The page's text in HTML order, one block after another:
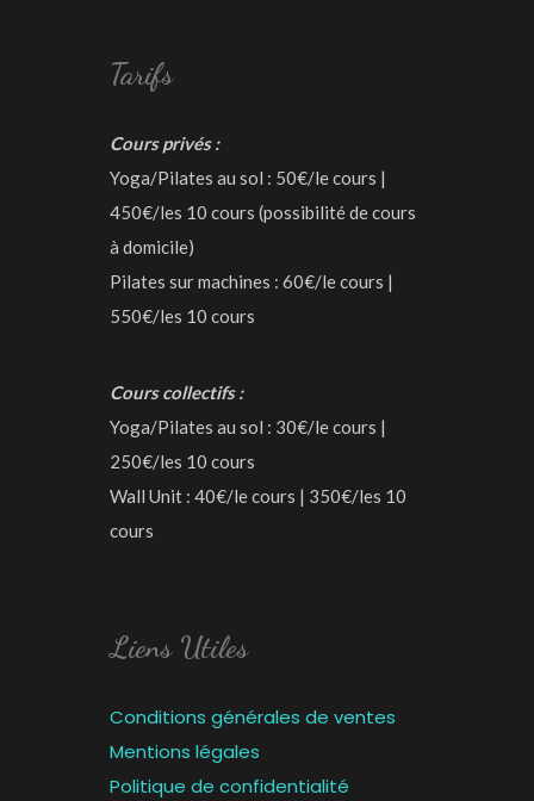
Tarifs
Cours privés :
Yoga/Pilates au sol : 50€/le cours |
450€/les 10 cours (possibilité de cours
à domicile)
Pilates sur machines : 60€/le cours |
550€/les 10 cours
Cours collectifs :
Yoga/Pilates au sol : 30€/le cours |
250€/les 10 cours
Wall Unit : 40€/le cours | 350€/les 10
cours
Liens Utiles
Conditions générales de ventes
Mentions légales
Politique de confidentialité